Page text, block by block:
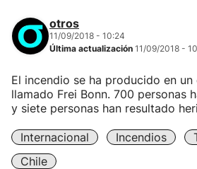
otros
11/09/2018 - 10:24
Última actualización 11/09/2018 -
El incendio se ha producido en un
llamado Frei Bonn. 700 personas
y siete personas han resultado
Internacional Incendios
Chile